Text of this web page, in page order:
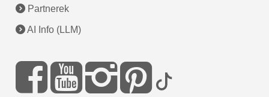
Partnerek
AI Info (LLM)